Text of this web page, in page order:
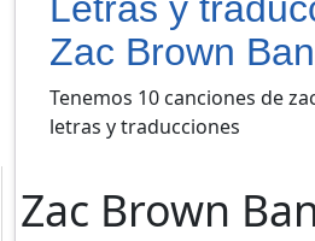
Zac Brown
Tenemos 10 canciones de
letras y traducciones
Zac Brown